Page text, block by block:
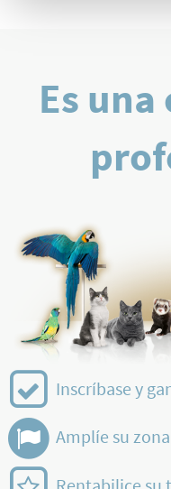
Es
Inscríbase y
Amplíe su